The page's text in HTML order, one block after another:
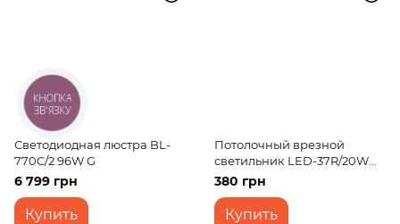
Светодиодная люстра BL-
770C/2 96W G
6 799 грн
Купить
Потолочный врезной
светильник LED-37R/20W
WW
380 грн
Купить
КНОПКА
ЗВ'ЯЗКУ